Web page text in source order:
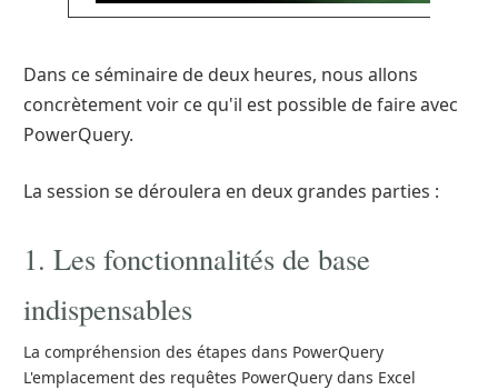
Dans ce séminaire de deux heures, nous allons
concrètement voir ce qu'il est possible de faire avec
PowerQuery.
La session se déroulera en deux grandes parties :
1. Les fonctionnalités de base
indispensables
La compréhension des étapes dans PowerQuery
L'emplacement des requêtes PowerQuery dans Excel